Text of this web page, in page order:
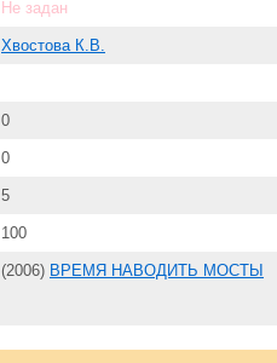
Не задан
Хвостова К.В.
0
0
5
100
(2006) ВРЕМЯ НАВОДИТЬ МОСТЫ